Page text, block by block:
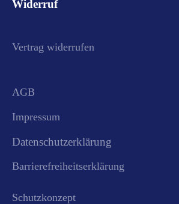
Widerruf
Vertrag widerrufen
AGB
Impressum
Datenschutzerklärung
Barrierefreiheitserklärung
Schutzkonzept